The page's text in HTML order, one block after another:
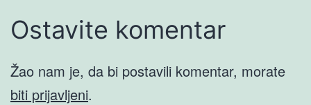
Ostavite komentar
Žao nam je, da bi postavili komentar, morate
biti prijavljeni.